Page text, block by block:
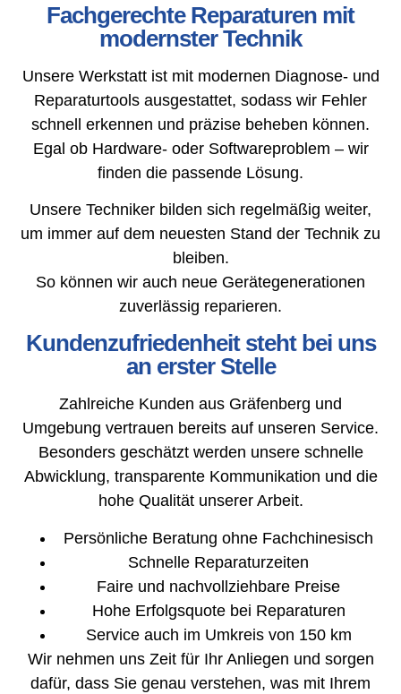
Fachgerechte Reparaturen mit
modernster Technik
Unsere Werkstatt ist mit modernen Diagnose- und
Reparaturtools ausgestattet, sodass wir Fehler
schnell erkennen und präzise beheben können.
Egal ob Hardware- oder Softwareproblem – wir
finden die passende Lösung.
Unsere Techniker bilden sich regelmäßig weiter,
um immer auf dem neuesten Stand der Technik zu
bleiben.
So können wir auch neue Gerätegenerationen
zuverlässig reparieren.
Kundenzufriedenheit steht bei uns
an erster Stelle
Zahlreiche Kunden aus Gräfenberg und
Umgebung vertrauen bereits auf unseren Service.
Besonders geschätzt werden unsere schnelle
Abwicklung, transparente Kommunikation und die
hohe Qualität unserer Arbeit.
Persönliche Beratung ohne Fachchinesisch
Schnelle Reparaturzeiten
Faire und nachvollziehbare Preise
Hohe Erfolgsquote bei Reparaturen
Service auch im Umkreis von 150 km
Wir nehmen uns Zeit für Ihr Anliegen und sorgen
dafür, dass Sie genau verstehen, was mit Ihrem